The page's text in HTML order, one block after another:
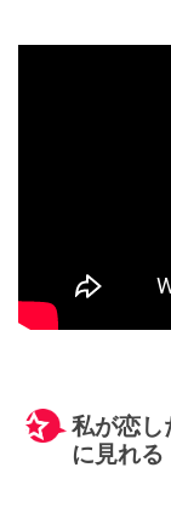
私が恋
に見れる